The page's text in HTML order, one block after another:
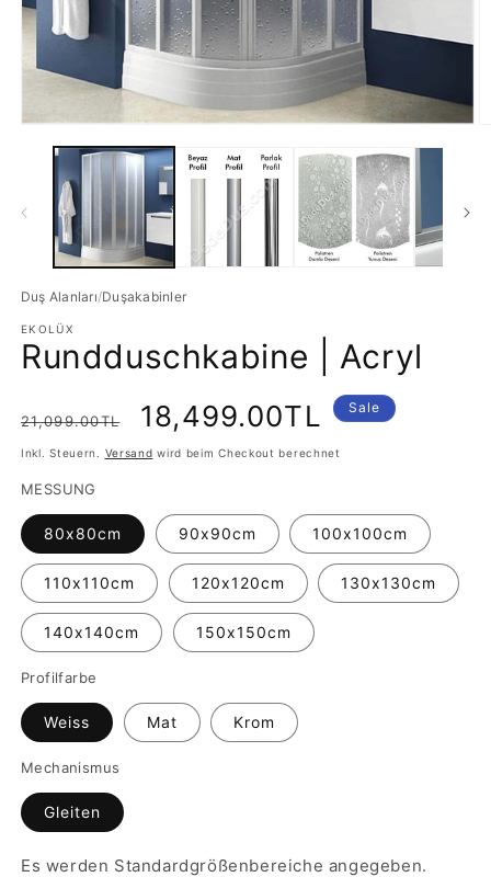
öffnen
Duş Alanları/Duşakabinler
EKOLÜX
Rundduschkabine | Acryl
Normaler
Preis
21,099.00TL Verkaufspreis
18,499.00TL Sale
Inkl. Steuern. Versand wird beim Checkout berechnet
MESSUNG
80x80cm 90x90cm 100x100cm
110x110cm 120x120cm 130x130cm
140x140cm 150x150cm
Profilfarbe
Weiss Mat Krom
Mechanismus
Gleiten
Es werden Standardgrößenbereiche angegeben.